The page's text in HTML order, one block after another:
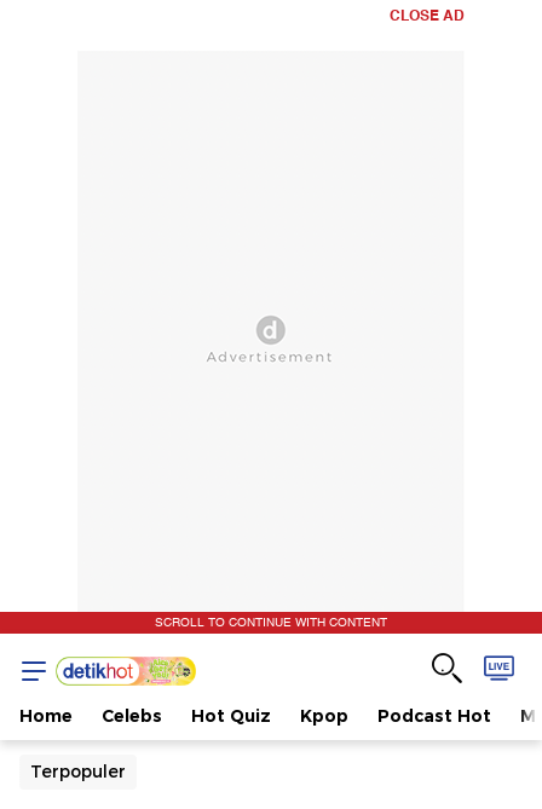
CLOSE AD
SCROLL TO CONTINUE WITH CONTENT
Home Celebs Hot Quiz Kpop Podcast Hot
Terpopuler